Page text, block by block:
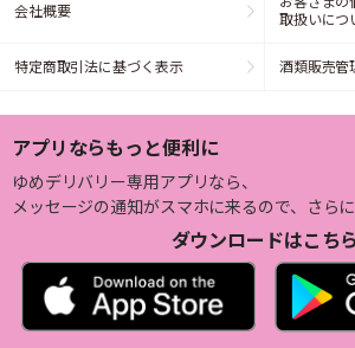
会社概要
取扱いにつ
特定商取引法に基づく表示 酒類販売管
アプリならもっと便利に
ゆめデリバリー専用アプリなら、
メッセージの通知がスマホに来るので、さらに
ダウンロードはこちら